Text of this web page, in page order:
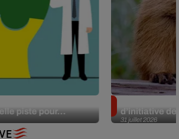
piste pour...
31 juillet 2026
d’initiative